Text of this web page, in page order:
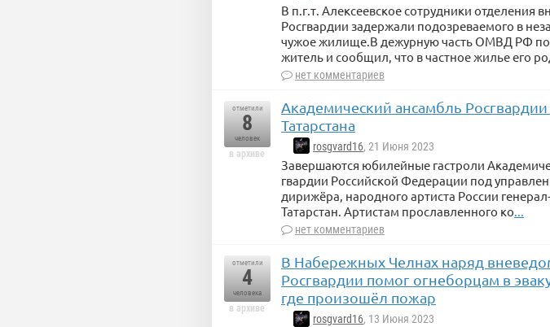
В п.г.т. Алексеевское сотрудники отделения
Росгвардии задержали подозреваемого в
чужое жилище.В дежурную часть ОМВД РФ по
житель и сообщил, что в частное жилье его
нет комментариев
отметили
8
человек
в архиве
Академический ансамбль
Татарстана
rosgvard16, 21 Июня 2023
Завершаются юбилейные гастроли
гвардии Российской Федерации под
дирижёра, народного артиста России
Татарстан. Артистам прославленного ко...
нет комментариев
отметили
4
человека
в архиве
В Набережных Челнах наряд
Росгвардии помог огнеборцам в
где произошёл пожар
rosgvard16, 13 Июня 2023